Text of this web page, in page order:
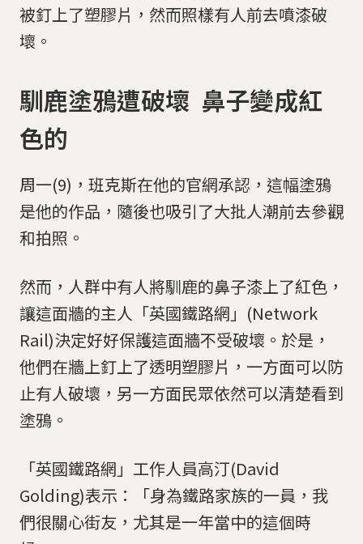
被釘上了塑膠片，然而照樣有人前去噴漆破
壞。
馴鹿塗鴉遭破壞 鼻子變成紅
色的
周一(9)，班克斯在他的官網承認，這幅塗鴉
是他的作品，隨後也吸引了大批人潮前去參觀
和拍照。
然而，人群中有人將馴鹿的鼻子漆上了紅色，
讓這面牆的主人「英國鐵路網」(Network
Rail)決定好好保護這面牆不受破壞。於是，
他們在牆上釘上了透明塑膠片，一方面可以防
止有人破壞，另一方面民眾依然可以清楚看到
塗鴉。
「英國鐵路網」工作人員高汀(David
Golding)表示：「身為鐵路家族的一員，我
們很關心街友，尤其是一年當中的這個時